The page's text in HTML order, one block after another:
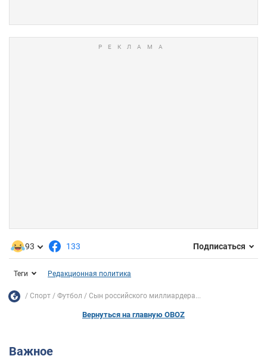
93 133 Подписаться
Теги Редакционная политика
Спорт Футбол Сын российского миллиардера...
Вернуться на главную OBOZ
Важное